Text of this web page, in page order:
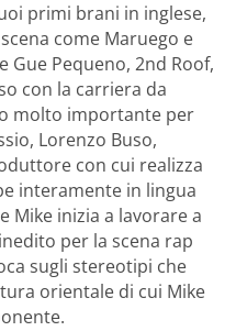
primi brani in inglese,
come Maruego e
Pequeno, 2nd Roof,
con la carriera da
molto importante per
Lorenzo Buso,
con cui realizza
interamente in lingua
Mike inizia a lavorare a
per la scena rap
sugli stereotipi che
orientale di cui Mike